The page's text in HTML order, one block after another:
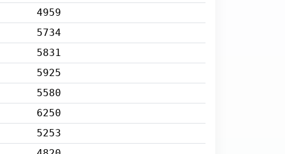
4959
5734
5831
5925
5580
6250
5253